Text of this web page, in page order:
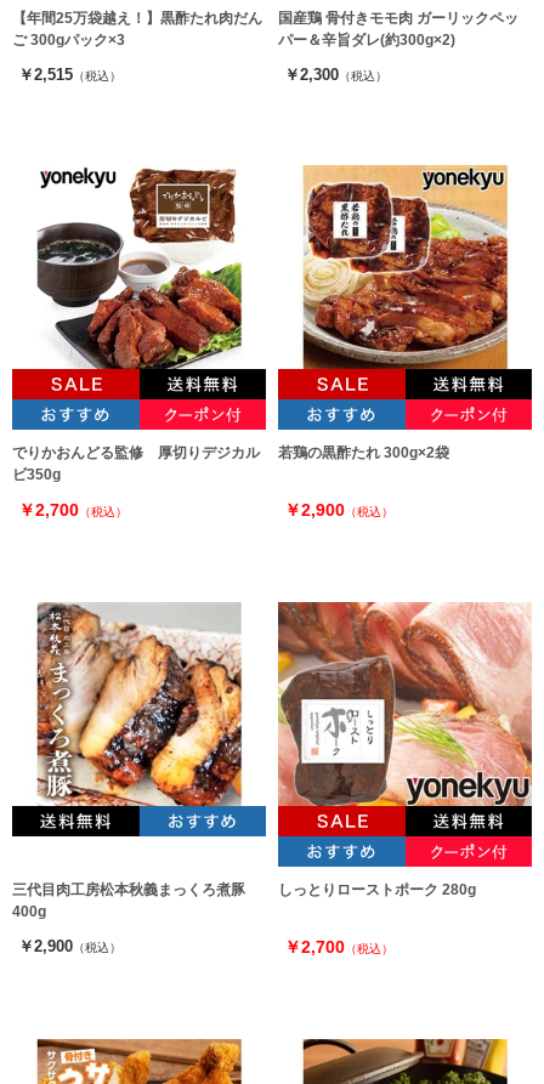
【年間25万袋越え！】黒酢たれ肉だん
ご 300gパック×3
￥2,515 （税込）
国産鶏 骨付きモモ肉 ガーリックペッ
パー＆辛旨ダレ(約300g×2)
￥2,300 （税込）
でりかおんどる監修 厚切りデジカル
ビ350g
￥2,700 （税込）
若鶏の黒酢たれ 300g×2袋
￥2,900 （税込）
三代目肉工房松本秋義まっくろ煮豚
400g
￥2,900 （税込）
しっとりローストポーク 280g
￥2,700 （税込）